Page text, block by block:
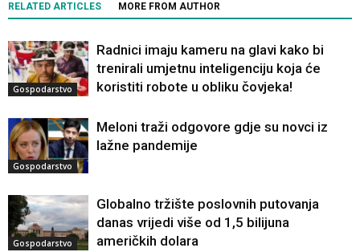
RELATED ARTICLES MORE FROM AUTHOR
Gospodarstvo
Radnici imaju kameru na glavi kako bi
trenirali umjetnu inteligenciju koja će
koristiti robote u obliku čovjeka!
Gospodarstvo
Meloni traži odgovore gdje su novci iz
lažne pandemije
Gospodarstvo
Globalno tržište poslovnih putovanja
danas vrijedi više od 1,5 bilijuna
američkih dolara